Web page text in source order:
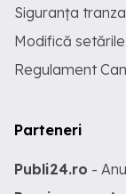
Siguranța
Modifică
Regulament
Parteneri
Publi24.ro -